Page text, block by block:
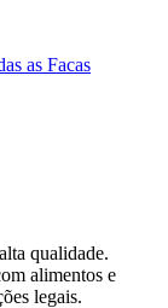
as Facas
qualidade.
alimentos e
legais.